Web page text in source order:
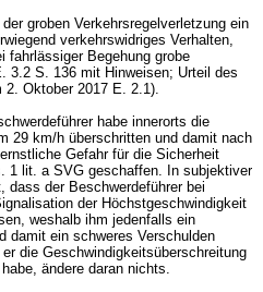
groben Verkehrsregelverletzung ein
verkehrswidriges Verhalten,
fahrlässiger Begehung grobe
3.2 S. 136 mit Hinweisen; Urteil des
2. Oktober 2017 E. 2.1).
habe innerorts die
29 km/h überschritten und damit nach
Gefahr für die Sicherheit
1 lit. a SVG geschaffen. In subjektiver
dass der Beschwerdeführer bei
der Höchstgeschwindigkeit
weshalb ihm jedenfalls ein
damit ein schweres Verschulden
die Geschwindigkeitsüberschreitung
ändere daran nichts.